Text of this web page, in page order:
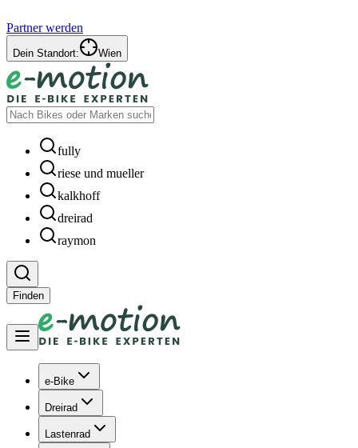
Partner werden
Dein Standort: Wien
fully
riese und mueller
kalkhoff
dreirad
raymon
Finden
e-Bike
Dreirad
Lastenrad